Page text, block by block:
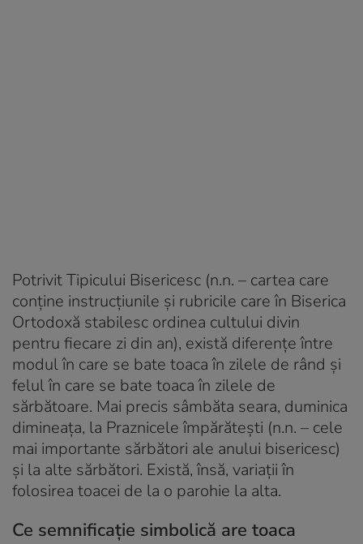
Potrivit Tipicului Bisericesc (n.n. – cartea care
conține instrucțiunile și rubricile care în Biserica
Ortodoxă stabilesc ordinea cultului divin
pentru fiecare zi din an), există diferențe între
modul în care se bate toaca în zilele de rând şi
felul în care se bate toaca în zilele de
sărbătoare. Mai precis sâmbăta seara, duminica
dimineaţa, la Praznicele împărătești (n.n. – cele
mai importante sărbători ale anului bisericesc)
şi la alte sărbători. Există, însă, variaţii în
folosirea toacei de la o parohie la alta.
Ce semnificație simbolică are toaca